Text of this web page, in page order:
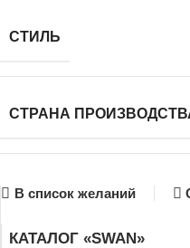
СТИЛЬ
СТРАНА
В список желаний
КАТАЛОГ «SWAN»